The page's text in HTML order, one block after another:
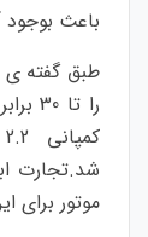
باعث بوجود آمدن 68.2 میلیارد دلار
را
شد.تجارت
موتور برای